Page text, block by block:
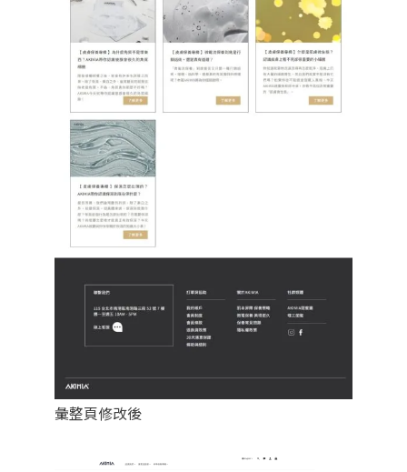
彙整頁修改後